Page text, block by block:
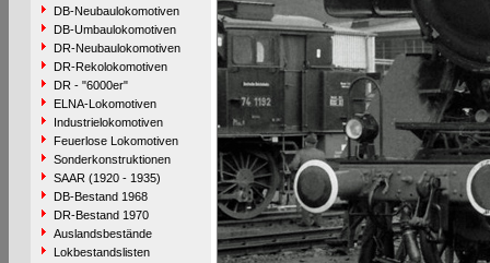
DB-Neubaulokomotiven
DB-Umbaulokomotiven
DR-Neubaulokomotiven
DR-Rekolokomotiven
DR - "6000er"
ELNA-Lokomotiven
Industrielokomotiven
Feuerlose Lokomotiven
Sonderkonstruktionen
SAAR (1920 - 1935)
DB-Bestand 1968
DR-Bestand 1970
Auslandsbestände
Lokbestandslisten